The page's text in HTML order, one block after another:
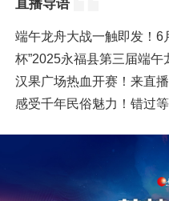
直播导语
端午龙舟大战一触即发！6
杯”2025永福县第三届端
汉果广场热血开赛！​来直
感受千年民俗魅力！错过等